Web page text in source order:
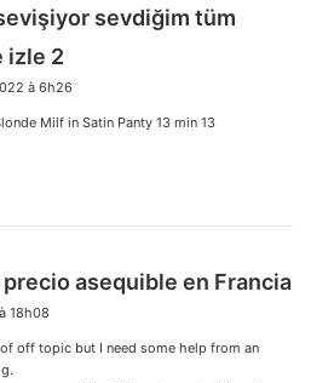
sevdiğim tüm
izle 2
t
à 6h26
Milf in Satin Panty 13 min 13
asequible en Francia
18h08
off topic but I need some help from an